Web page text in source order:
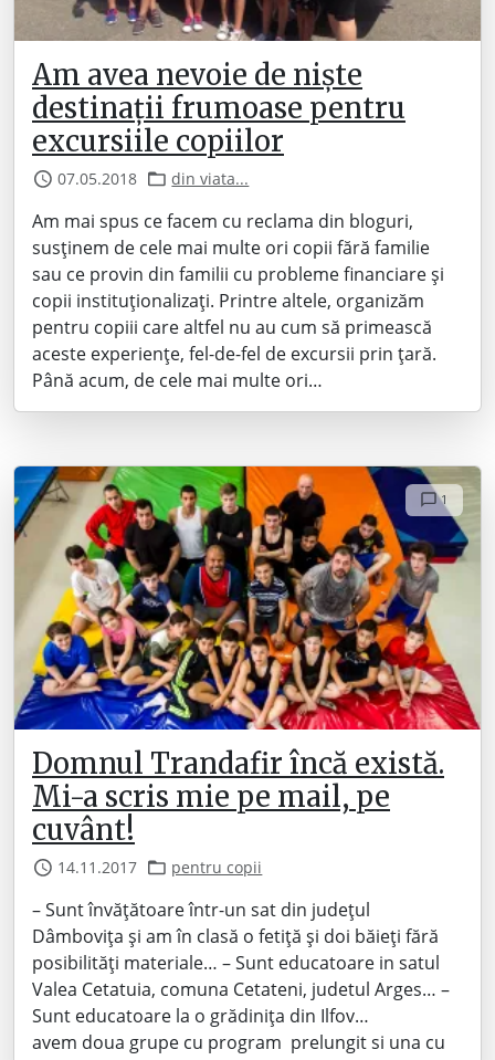
Am avea nevoie de niște
destinații frumoase pentru
excursiile copiilor
07.05.2018 din viata...
Am mai spus ce facem cu reclama din bloguri,
susținem de cele mai multe ori copii fără familie
sau ce provin din familii cu probleme financiare și
copii instituționalizați. Printre altele, organizăm
pentru copiii care altfel nu au cum să primească
aceste experiențe, fel-de-fel de excursii prin țară.
Până acum, de cele mai multe ori…
1
Domnul Trandafir încă există.
Mi-a scris mie pe mail, pe
cuvânt!
14.11.2017 pentru copii
– Sunt învățătoare într-un sat din județul
Dâmbovița și am în clasă o fetiță și doi băieți fără
posibilități materiale… – Sunt educatoare in satul
Valea Cetatuia, comuna Cetateni, judetul Arges… –
Sunt educatoare la o grădinița din Ilfov…
avem doua grupe cu program prelungit si una cu